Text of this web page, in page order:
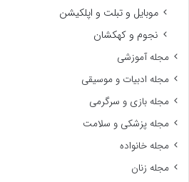
موبایل و تبلت و اپلکیشن
نجوم و کهکشان
مجله آموزشی
مجله ادبیات و موسیقی
مجله بازی و سرگرمی
مجله پزشکی و سلامت
مجله خانواده
مجله زنان